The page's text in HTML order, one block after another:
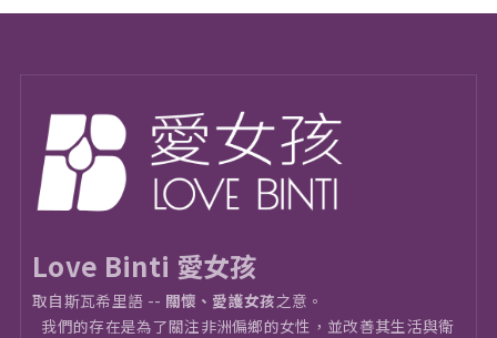
Love Binti 愛女孩
取自斯瓦希里語 -- 關懷、愛護女孩之意。
我們的存在是為了關注非洲偏鄉的女性，並改善其生活與衛